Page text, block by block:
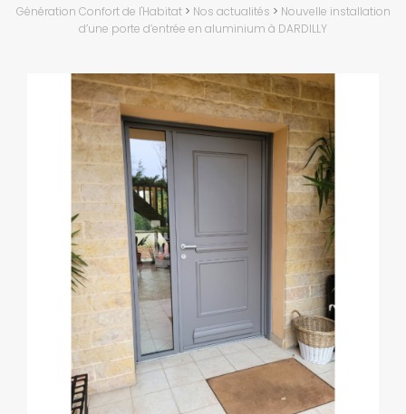
Génération Confort de l'Habitat> Nos actualités > Nouvelle installation
d’une porte d’entrée en aluminium à DARDILLY